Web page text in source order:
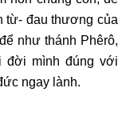
từ- đau thương của
như thánh Phêrô,
đời mình đúng với
ngay lành.